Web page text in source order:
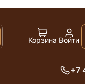
Корзина Войти
+7